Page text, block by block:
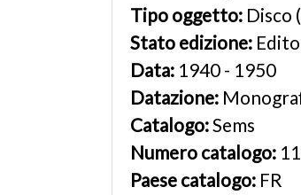
Tipo oggetto: Disco
Stato edizione: Edito
Data: 1940 - 1950
Datazione:
Catalogo:Sems
Numero catalogo:
Paese catalogo: FR